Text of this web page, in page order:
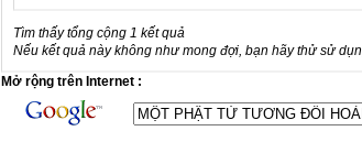
Tìm thấy tổng cộng 1 kết quả
Nếu kết quả này không như mong đợi, bạn hãy thử sử
Mở rộng trên Internet :